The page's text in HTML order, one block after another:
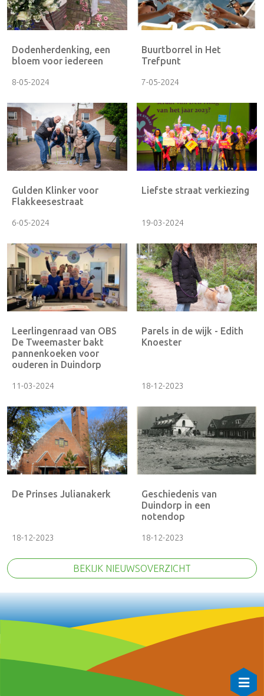
Dodenherdenking, een
bloem voor iedereen
8-05-2024
Buurtborrel in Het
Trefpunt
7-05-2024
Gulden Klinker voor
Flakkeesestraat
6-05-2024
Liefste straat verkiezing
19-03-2024
Leerlingenraad van OBS
De Tweemaster bakt
pannenkoeken voor
ouderen in Duindorp
11-03-2024
Parels in de wijk - Edith
Knoester
18-12-2023
De Prinses Julianakerk
18-12-2023
Geschiedenis van
Duindorp in een
notendop
18-12-2023
BEKIJK NIEUWSOVERZICHT